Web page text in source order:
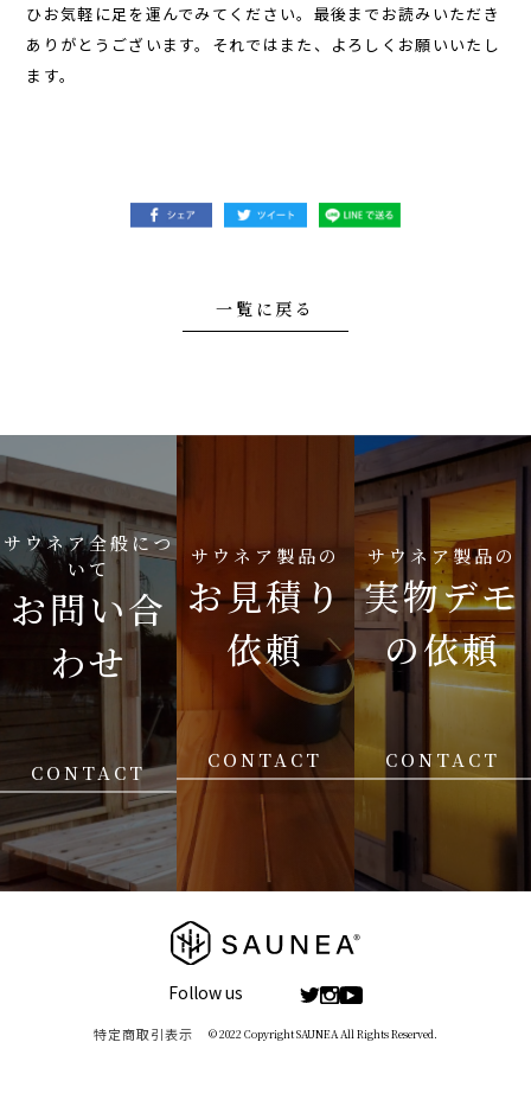
ひお気軽に足を運んでみてください。最後までお読みいただき
ありがとうございます。それではまた、よろしくお願いいたし
ます。
一覧に戻る
サウネア全般につ
いて
お問い合
わせ
CONTACT
サウネア製品の
お見積り
依頼
CONTACT
サウネア製品の
実物デモ
の依頼
CONTACT
Follow us
特定商取引表示 © 2022 Copyright SAUNEA All Rights Reserved.